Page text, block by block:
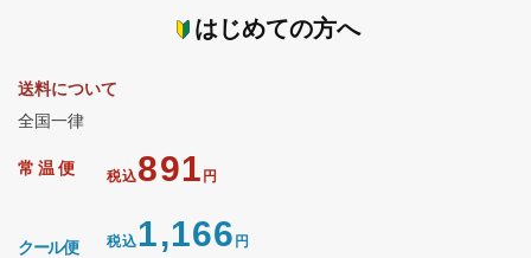
はじめての方へ
送料について
全国一律
常温便 税込891 円
クール便 税込1,166 円